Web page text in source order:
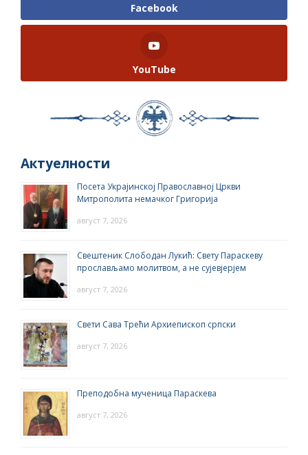
Facebook
YouTube
Актуелности
Посета Украјинској Православној Цркви
Митрополита немачког Григорија
август 7, 2026
Свештеник Слободан Лукић: Свету Параскеву
прослављамо молитвом, а не сујевјерјем
август 7, 2026
Свети Сава Трећи Архиепископ српски
август 7, 2026
Преподобна мученица Параскева
август 7, 2026